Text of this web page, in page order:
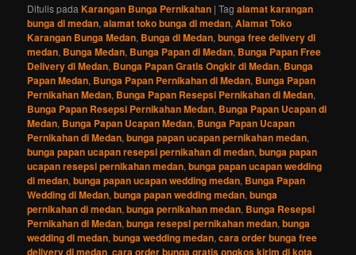
Ditulis pada Karangan Bunga Pernikahan |Tag alamat karangan
bunga di medan,alamat toko bunga di medan,Alamat Toko
Karangan Bunga Medan, Bunga di Medan,bunga free delivery di
medan, Bunga Medan, Bunga Papan di Medan, Bunga Papan Free
Delivery di Medan, Bunga Papan Gratis Ongkir di Medan, Bunga
Papan Medan, Bunga Papan Pernikahan di Medan, Bunga Papan
Pernikahan Medan, Bunga Papan Resepsi Pernikahan di Medan,
Bunga Papan Resepsi Pernikahan Medan, Bunga Papan Ucapan di
Medan, Bunga Papan Ucapan Medan, Bunga Papan Ucapan
Pernikahan di Medan,bunga papan ucapan pernikahan medan,
bunga papan ucapan resepsi pernikahan di medan,bunga papan
ucapan resepsi pernikahan medan,bunga papan ucapan wedding
di medan,bunga papan ucapan wedding medan, Bunga Papan
Wedding di Medan,bunga papan wedding medan,bunga
pernikahan di medan,bunga pernikahan medan, Bunga Resepsi
Pernikahan di Medan,bunga resepsi pernikahan medan,bunga
wedding di medan,bunga wedding medan,cara order bunga free
delivery di medan,cara order bunga gratis ongkos kirim di kota